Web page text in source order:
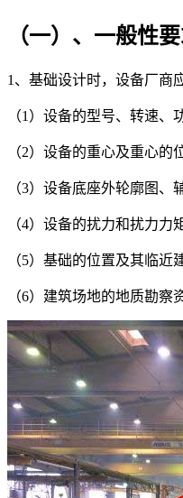
（一）、一般性
1、基础设计时，设备厂商
（1）设备的型号、转速、
（2）设备的重心及重心的
（3）设备底座外轮廓图
（4）设备的扰力和扰力力
（5）基础的位置及其临近
（6）建筑场地的地质勘察